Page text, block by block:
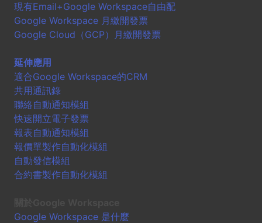
現有Email+Google Workspace自由配
Google Workspace 月繳開發票
Google Cloud（GCP）月繳開發票
延伸應用
適合Google Workspace的CRM
共用通訊錄
聯絡自動通知模組
快速開立電子發票
報表自動通知模組
報價單製作自動化模組
自動發信模組
合約書製作自動化模組
Google Workspace 是什麼